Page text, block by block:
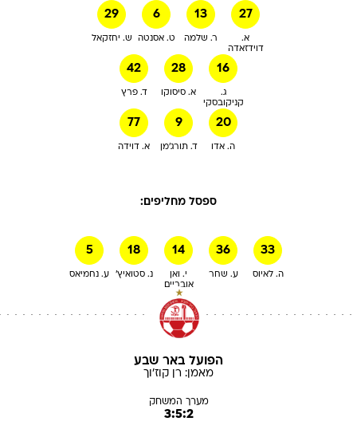
29
ש. יחזקאל
6
ט. אסנטה
13
ר. שלמה
27
א.
דוידזאדה
42
ד. פרץ
28
א. סיסוקו
16
ג.
קניקובסקי
77
א. דוידה
9
ד. תורג'מן
20
ה. אדו
ספסל מחליפים:
5
ע. נחמיאס
18
נ. סטואיץ'
14
י. ואן
אובריים
36
ע. שחר
33
ה. לאיוס
הפועל באר שבע
מאמן: רן קוז'וך
מערך המשחק
3:5:2